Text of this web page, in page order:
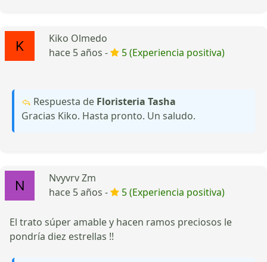
Kiko Olmedo
hace 5 años -
5 (Experiencia positiva)
Respuesta de Floristeria Tasha
Gracias Kiko. Hasta pronto. Un saludo.
Nvyvrv Zm
hace 5 años -
5 (Experiencia positiva)
El trato súper amable y hacen ramos preciosos le
pondría diez estrellas !!